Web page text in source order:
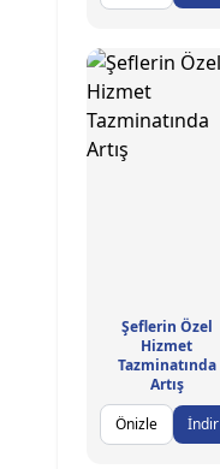
Şeflerin Özel
Hizmet
Tazminatında
Artış
Önizle
İndir